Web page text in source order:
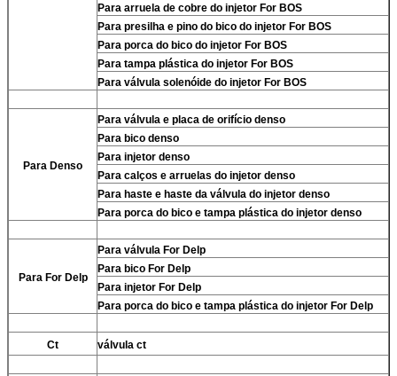
Para arruela de cobre do injetor For BOS
Para presilha e pino do bico do injetor For BOS
Para porca do bico do injetor For BOS
Para tampa plástica do injetor For BOS
Para válvula solenóide do injetor For BOS
Para Denso
Para válvula e placa de orifício denso
Para bico denso
Para injetor denso
Para calços e arruelas do injetor denso
Para haste e haste da válvula do injetor denso
Para porca do bico e tampa plástica do injetor denso
Para For Delp
Para válvula For Delp
Para bico For Delp
Para injetor For Delp
Para porca do bico e tampa plástica do injetor For Delp
Ct válvula ct